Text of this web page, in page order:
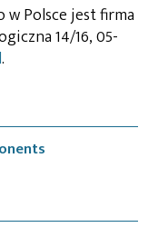
Polsce jest firma
14/16, 05-
.